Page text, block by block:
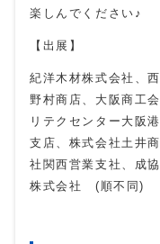
楽しんでください♪
【出展】
紀洋木材株式会社、
野村商店、大阪商工
リテクセンター大阪
支店、株式会社土井
社関西営業支社、成
株式会社 (順不同)